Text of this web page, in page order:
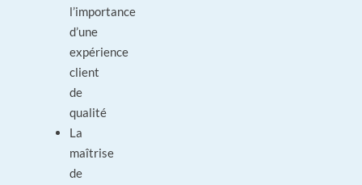
l’importance
d’une
expérience
client
de
qualité
La
maîtrise
de